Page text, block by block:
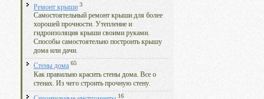
Ремонт крыши 3
Самостоятельный ремонт крыши для более
хорошей прочности. Утепление и
гидроизоляция крыши своими руками.
Способы самостоятельно построить крышу
дома или дачи.
Стены дома 65
Как правильно красить стены дома. Все о
стенах. Из чего строить прочную стену.
16